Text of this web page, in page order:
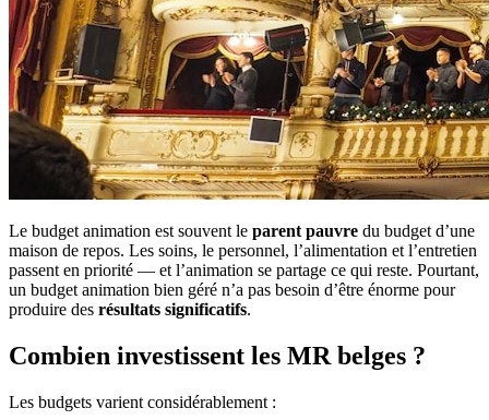
Le budget animation est souvent le parent pauvre du budget d’une
maison de repos. Les soins, le personnel, l’alimentation et l’entretien
passent en priorité — et l’animation se partage ce qui reste. Pourtant,
un budget animation bien géré n’a pas besoin d’être énorme pour
produire des résultats significatifs.
Combien investissent les MR belges ?
Les budgets varient considérablement :